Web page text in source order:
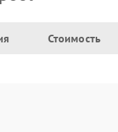
Стоимость